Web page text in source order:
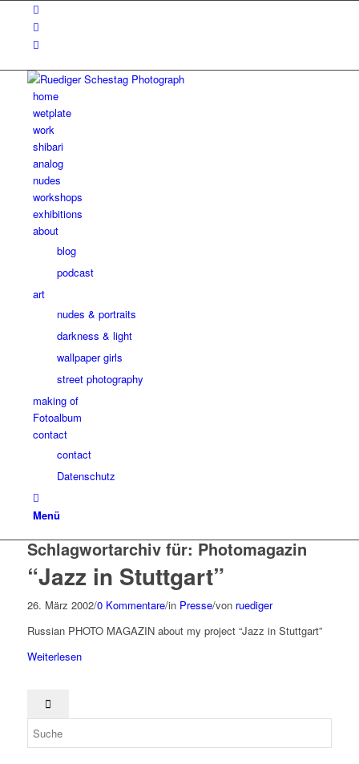
home
wetplate
work
shibari
analog
nudes
workshops
exhibitions
about
blog
podcast
art
nudes & portraits
darkness & light
wallpaper girls
street photography
making of
Fotoalbum
contact
contact
Datenschutz
Menü
Schlagwortarchiv für: Photomagazin
“Jazz in Stuttgart”
26. März 2002/0 Kommentare/in Presse/von ruediger
Russian PHOTO MAGAZIN about my project “Jazz in Stuttgart”
Weiterlesen